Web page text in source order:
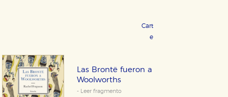
Cartoné 19,95 €
eBook 9,99 €
Las Brontë fueron a
Woolworths
- Leer fragmento